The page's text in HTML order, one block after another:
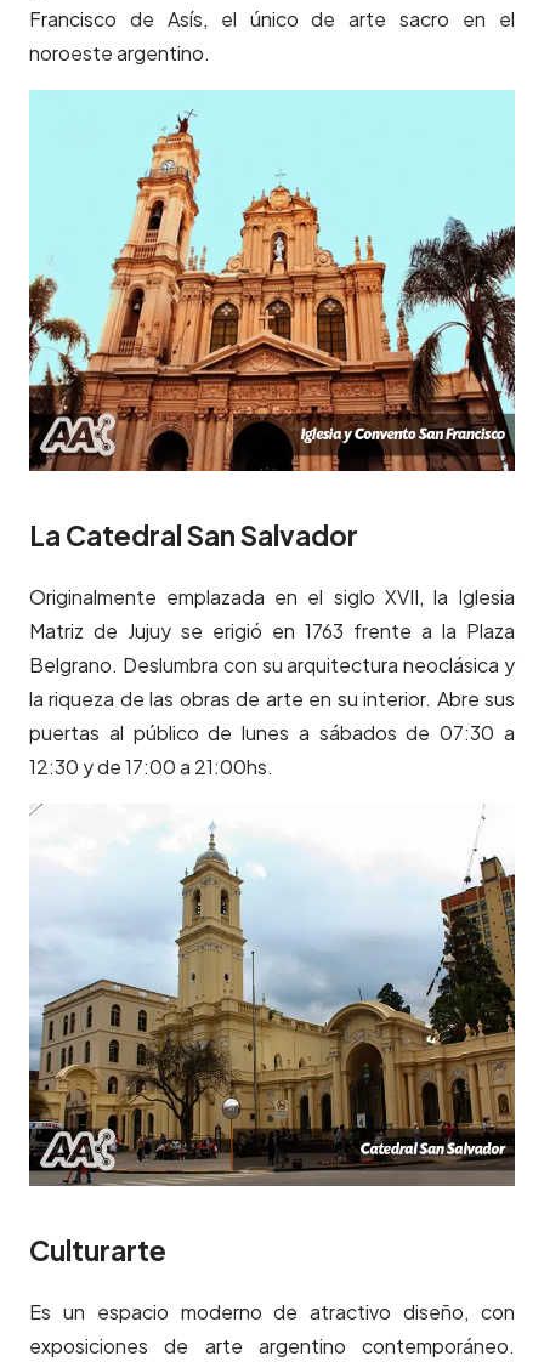
Francisco de Asís, el único de arte sacro en el
noroeste argentino.
La Catedral San Salvador
Originalmente emplazada en el siglo XVII, la Iglesia
Matriz de Jujuy se erigió en 1763 frente a la Plaza
Belgrano. Deslumbra con su arquitectura neoclásica y
la riqueza de las obras de arte en su interior. Abre sus
puertas al público de lunes a sábados de 07:30 a
12:30 y de 17:00 a 21:00hs.
Culturarte
Es un espacio moderno de atractivo diseño, con
exposiciones de arte argentino contemporáneo.